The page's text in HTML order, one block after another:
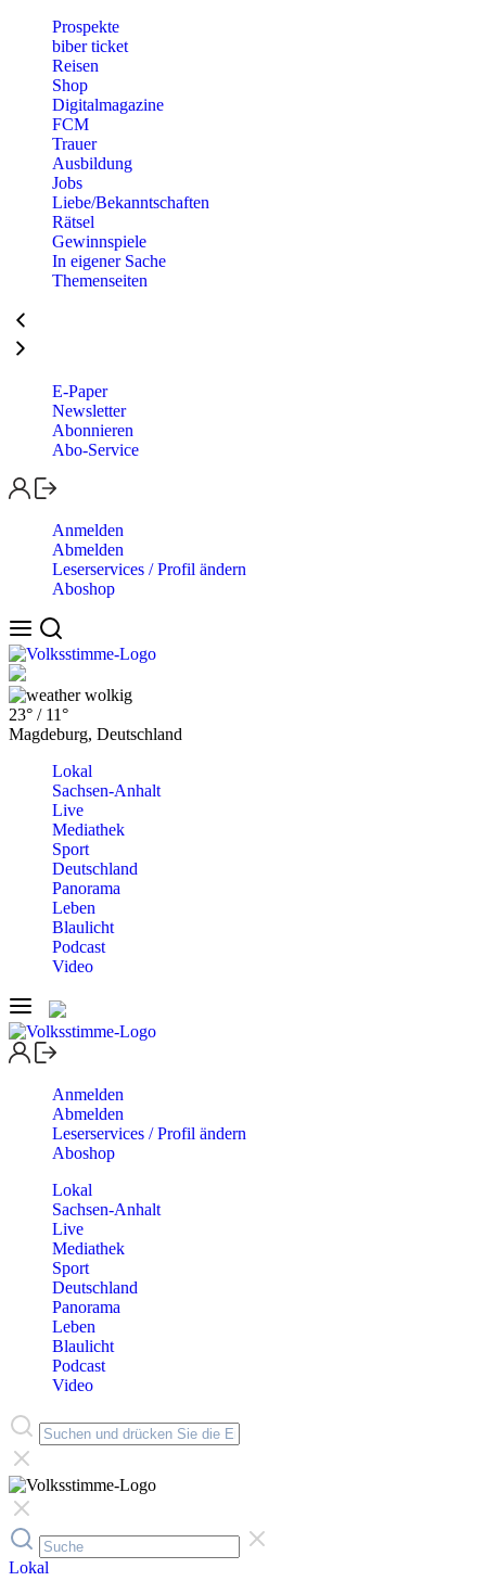
Prospekte
biber ticket
Reisen
Shop
Digitalmagazine
FCM
Trauer
Ausbildung
Jobs
Liebe/Bekanntschaften
Rätsel
Gewinnspiele
In eigener Sache
Themenseiten
E-Paper
Newsletter
Abonnieren
Abo-Service
Anmelden
Abmelden
Leserservices / Profil ändern
Aboshop
wolkig
23° / 11°
Magdeburg, Deutschland
Lokal
Sachsen-Anhalt
Live
Mediathek
Sport
Deutschland
Panorama
Leben
Blaulicht
Podcast
Video
Anmelden
Abmelden
Leserservices / Profil ändern
Aboshop
Lokal
Sachsen-Anhalt
Live
Mediathek
Sport
Deutschland
Panorama
Leben
Blaulicht
Podcast
Video
Lokal